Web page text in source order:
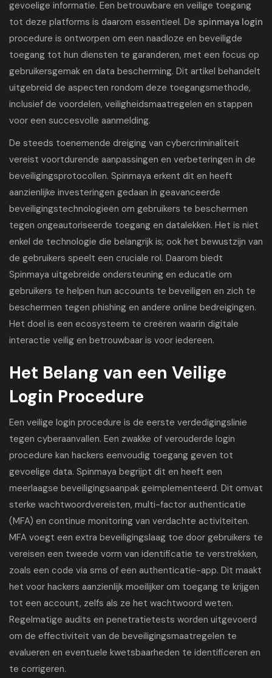
gevoelige informatie. Een betrouwbare en veilige toegang
tot deze platforms is daarom essentieel. De spinmaya login
procedure is ontworpen om een naadloze en beveiligde
toegang tot hun diensten te garanderen, met een focus op
gebruikersgemak en data bescherming. Dit artikel behandelt
uitgebreid de aspecten rondom deze toegangsmethode,
inclusief de voordelen, veiligheidsmaatregelen en stappen
voor een succesvolle aanmelding.
De steeds toenemende dreiging van cybercriminaliteit
vereist voortdurende aanpassingen en verbeteringen in de
beveiligingsprotocollen. Spinmaya erkent dit en heeft
aanzienlijke investeringen gedaan in geavanceerde
beveiligingstechnologieën om gebruikers te beschermen
tegen ongeautoriseerde toegang en datalekken. Het is niet
enkel de technologie die belangrijk is; ook het bewustzijn van
de gebruikers speelt een cruciale rol. Daarom biedt
Spinmaya uitgebreide ondersteuning en educatie om
gebruikers te helpen hun accounts te beveiligen en zich te
beschermen tegen phishing en andere online bedreigingen.
Het doel is een ecosysteem te creëren waarin digitale
interactie veilig en betrouwbaar is voor iedereen.
Het Belang van een Veilige
Login Procedure
Een veilige login procedure is de eerste verdedigingslinie
tegen cyberaanvallen. Een zwakke of verouderde login
procedure kan hackers eenvoudig toegang geven tot
gevoelige data. Spinmaya begrijpt dit en heeft een
meerlaagse beveiligingsaanpak geïmplementeerd. Dit omvat
sterke wachtwoordvereisten, multi-factor authenticatie
(MFA) en continue monitoring van verdachte activiteiten.
MFA voegt een extra beveiligingslaag toe door gebruikers te
vereisen een tweede vorm van identificatie te verstrekken,
zoals een code via sms of een authenticatie-app. Dit maakt
het voor hackers aanzienlijk moeilijker om toegang te krijgen
tot een account, zelfs als ze het wachtwoord weten.
Regelmatige audits en penetratietests worden uitgevoerd
om de effectiviteit van de beveiligingsmaatregelen te
evalueren en eventuele kwetsbaarheden te identificeren en
te corrigeren.